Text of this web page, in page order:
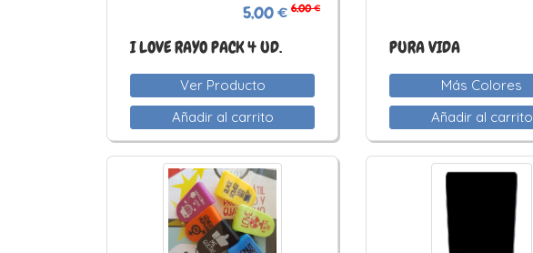
5,00 € 6,00 €
I LOVE RAYO PACK 4 UD.
Ver Producto
Añadir al carrito
PURA VIDA
Más Colores
Añadir al carrito